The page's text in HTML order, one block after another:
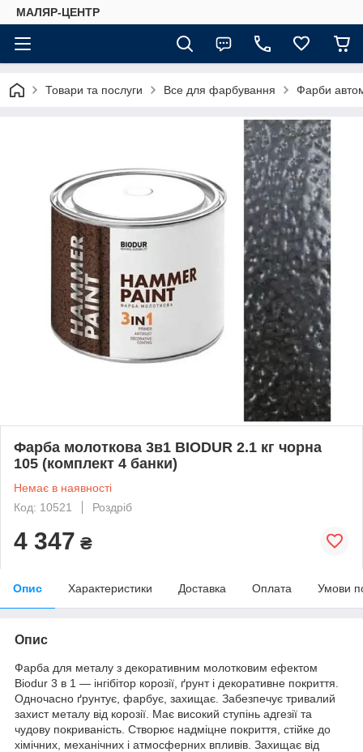
МАЛЯР-ЦЕНТР
Товари та послуги Все для фарбування Фарби
Фарба молоткова 3в1 BIODUR 2.1 кг чорна
105 (комплект 4 банки)
Немає в наявності
Код: 10521
Роздріб
4 347 ₴
Опис Характеристики Доставка Оплата Умови
Опис
Фарба для металу з декоративним молотковим ефектом
Biodur 3 в 1 — інгібітор корозії, ґрунт і декоративне покриття.
Одночасно ґрунтує, фарбує, захищає. Забезпечує тривалий
захист металу від корозії. Має високий ступінь адгезії та
чудову покриваність. Створює надміцне покриття, стійке до
хімічних, механічних і атмосферних впливів. Захищає від